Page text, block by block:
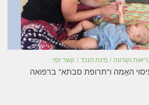
וקורונה / פינת הנכד / קשר יומי
עיסוי האָמה ו"תרופת סבתא" ברפואה